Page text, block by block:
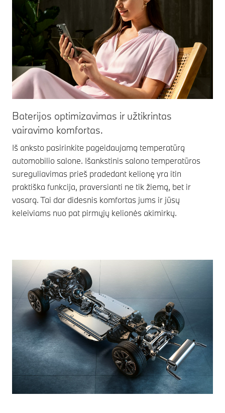
Baterijos optimizavimas ir užtikrintas
vairavimo komfortas.
Iš anksto pasirinkite pageidaujamą temperatūrą
automobilio salone. Išankstinis salono temperatūros
sureguliavimas prieš pradedant kelionę yra itin
praktiška funkcija, praversianti ne tik žiemą, bet ir
vasarą. Tai dar didesnis komfortas jums ir jūsų
keleiviams nuo pat pirmųjų kelionės akimirkų.